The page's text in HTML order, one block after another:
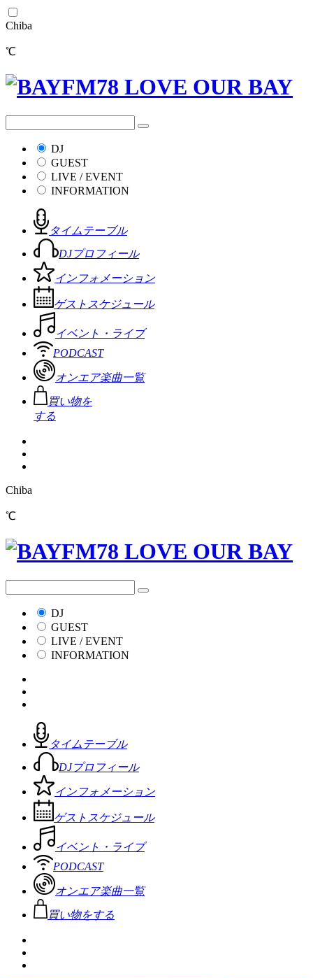
Chiba
℃
DJ
GUEST
LIVE / EVENT
INFORMATION
タイムテーブル
DJプロフィール
インフォメーション
ゲストスケジュール
イベント・ライブ
PODCAST
オンエア楽曲一覧
買い物を
する
Chiba
℃
DJ
GUEST
LIVE / EVENT
INFORMATION
タイムテーブル
DJプロフィール
インフォメーション
ゲストスケジュール
イベント・ライブ
PODCAST
オンエア楽曲一覧
買い物をする